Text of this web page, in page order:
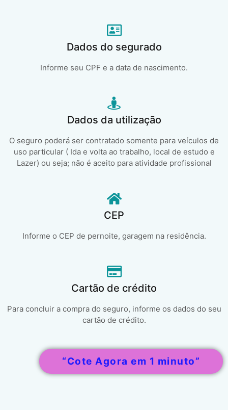
Dados do segurado
Informe seu CPF e a data de nascimento.
Dados da utilização
O seguro poderá ser contratado somente para veículos de
uso particular ( Ida e volta ao trabalho, local de estudo e
Lazer) ou seja; não é aceito para atividade profissional
CEP
Informe o CEP de pernoite, garagem na residência.
Cartão de crédito
Para concluir a compra do seguro, informe os dados do seu
cartão de crédito.
“Cote Agora em 1 minuto”